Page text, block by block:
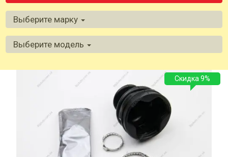
Выберите марку
Выберите модель
Скидка 9%